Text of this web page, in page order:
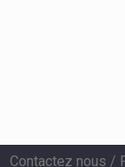
Contactez nous /